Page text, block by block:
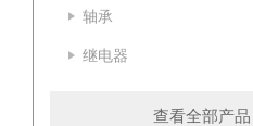
轴承
继电器
查看全部产品